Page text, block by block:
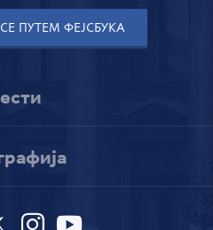
ПУТЕМ ФЕЈСБУКА